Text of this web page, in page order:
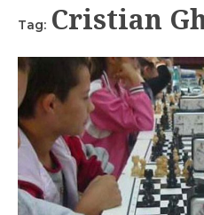
Tag: Cristian